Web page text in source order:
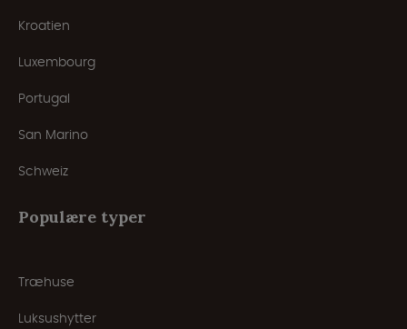
Kroatien
Luxembourg
Portugal
San Marino
Schweiz
Populære typer
Træhuse
Luksushytter